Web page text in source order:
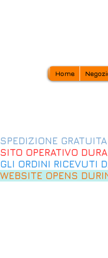
Home
SPEDIZIONE
SITO OPERATIVO
GLI ORDINI RICEVUTI
WEBSITE OPENS